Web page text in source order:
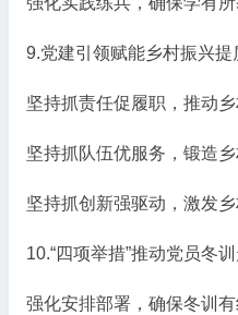
9.党建引领赋能乡村振兴提
坚持抓责任促履职，推动乡
坚持抓队伍优服务，锻造乡
坚持抓创新强驱动，激发乡
10.“四项举措”推动党员冬
强化安排部署，确保冬训有